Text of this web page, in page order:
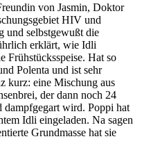
von Jasmin, Doktor
HIV und
und selbstgewußt die
erklärt, wie Idli
Frühstücksspeise. Hat so
Polenta und ist sehr
kurz: eine Mischung aus
der dann noch 24
dampfgegart wird. Poppi hat
Idli eingeladen. Na sagen
Grundmasse hat sie